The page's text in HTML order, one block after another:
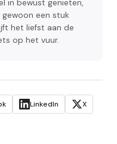
in bewust genieten,
een stuk
het liefst aan de
op het vuur.
LinkedIn
X